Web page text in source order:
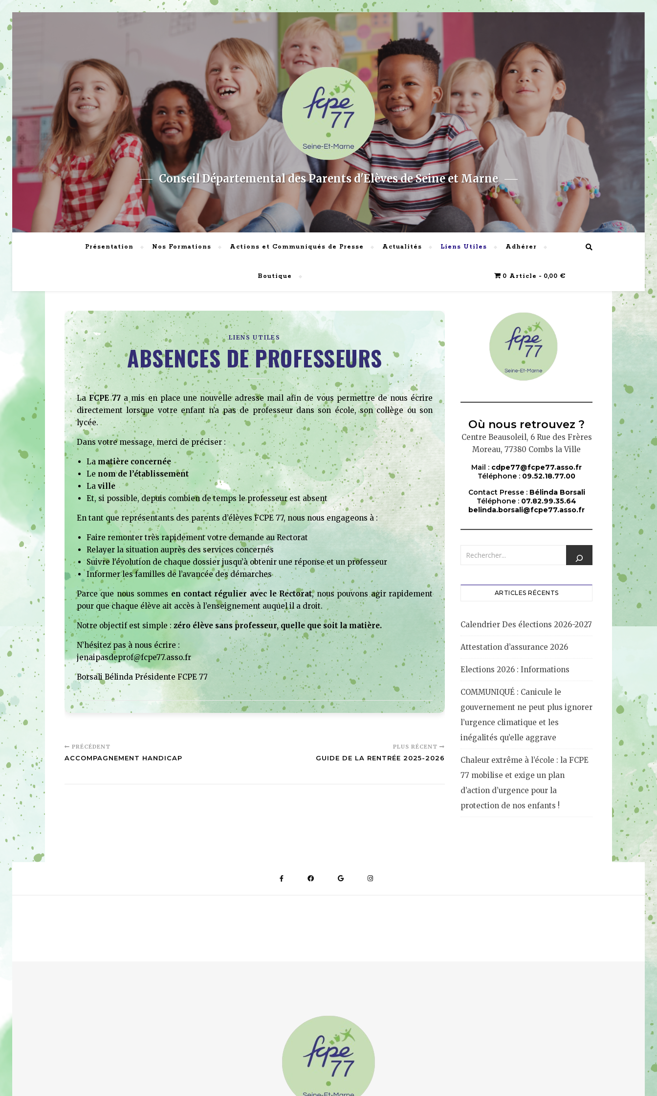
Conseil Départemental des Parents d'Elèves de Seine et Marne
Présentation Nos Formations Actions et Communiqués de Presse Actualités Liens Utiles Adhérer
Boutique 0 Article 0,00 €
LIENS UTILES
ABSENCES DE PROFESSEURS
La FCPE 77 a mis en place une nouvelle adresse mail afin de vous permettre de nous écrire
directement lorsque votre enfant n’a pas de professeur dans son école, son collège ou son
lycée.
Dans votre message, merci de préciser :
La matière concernée
Le nom de l’établissement
La ville
Et, si possible, depuis combien de temps le professeur est absent
En tant que représentants des parents d’élèves FCPE 77, nous nous engageons à :
Faire remonter très rapidement votre demande au Rectorat
Relayer la situation auprès des services concernés
Suivre l’évolution de chaque dossier jusqu’à obtenir une réponse et un professeur
Informer les familles de l’avancée des démarches
Parce que nous sommes en contact régulier avec le Rectorat, nous pouvons agir rapidement
pour que chaque élève ait accès à l’enseignement auquel il a droit.
Notre objectif est simple : zéro élève sans professeur, quelle que soit la matière.
N’hésitez pas à nous écrire :
jenaipasdeprof@fcpe77.asso.fr
Borsali Bélinda Présidente FCPE 77
PRÉCÉDENT
ACCOMPAGNEMENT HANDICAP
PLUS RÉCENT
GUIDE DE LA RENTRÉE 2025-2026
Où nous retrouvez ?
Centre Beausoleil, 6 Rue des Frères
Moreau, 77380 Combs la Ville
Mail : cdpe77@fcpe77.asso.fr
Téléphone : 09.52.18.77.00
Contact Presse : Bélinda Borsali
Téléphone : 07.82.99.35.64
belinda.borsali@fcpe77.asso.fr
ARTICLES RÉCENTS
Calendrier Des élections 2026-2027
Attestation d’assurance 2026
Elections 2026 : Informations
COMMUNIQUÉ : Canicule le
gouvernement ne peut plus ignorer
l’urgence climatique et les
inégalités qu’elle aggrave
Chaleur extrême à l’école : la FCPE
77 mobilise et exige un plan
d’action d’urgence pour la
protection de nos enfants !